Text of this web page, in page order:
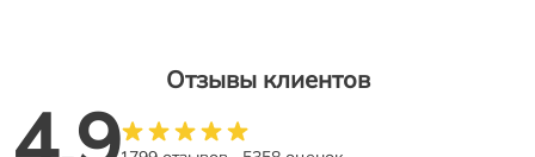
Отзывы клиентов